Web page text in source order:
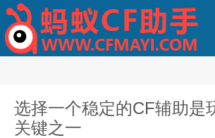
选择一个稳定的CF辅助是
关键之一